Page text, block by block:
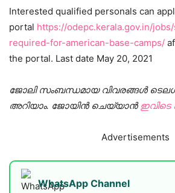
Interested qualified personals can
portal https://odepc.kerala.gov.in/
required-for-american-base-camps/
the portal. Last date May 20, 2021
ജോലി സംബന്ധമായ വിവരങ്ങൾ
അറിയാം. ജോയിൻ ചെയ്യാൻ
Advertisements
WhatsApp Channel